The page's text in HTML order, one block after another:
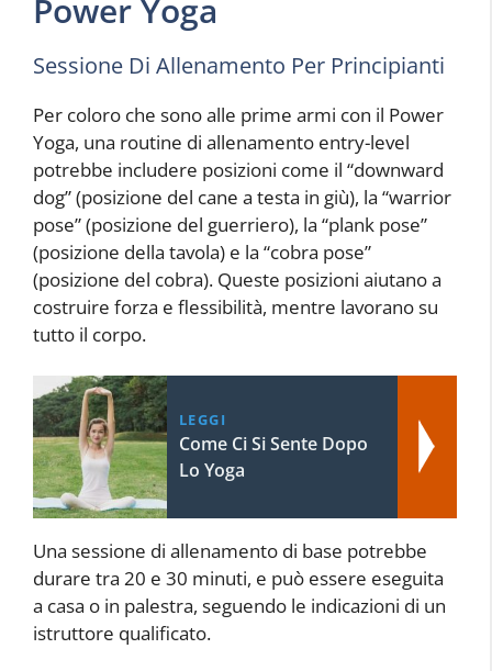
Power Yoga
Sessione Di Allenamento Per Principianti
Per coloro che sono alle prime armi con il Power
Yoga, una routine di allenamento entry-level
potrebbe includere posizioni come il “downward
dog” (posizione del cane a testa in giù), la “warrior
pose” (posizione del guerriero), la “plank pose”
(posizione della tavola) e la “cobra pose”
(posizione del cobra). Queste posizioni aiutano a
costruire forza e flessibilità, mentre lavorano su
tutto il corpo.
LEGGI
Come Ci Si Sente Dopo
Lo Yoga
Una sessione di allenamento di base potrebbe
durare tra 20 e 30 minuti, e può essere eseguita
a casa o in palestra, seguendo le indicazioni di un
istruttore qualificato.